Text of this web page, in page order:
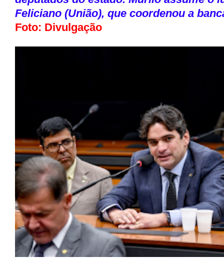
Feliciano (União), que coordenou a
Foto: Divulgação